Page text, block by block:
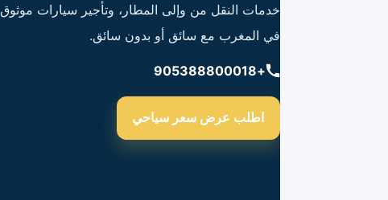
خدمات النقل من وإلى المطار، وتأجير سيارات موثوق
في المغرب مع سائق أو بدون سائق.
+905388800018
اطلب عرض سعر سياحي